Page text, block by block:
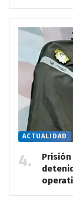
ACTUALIDAD